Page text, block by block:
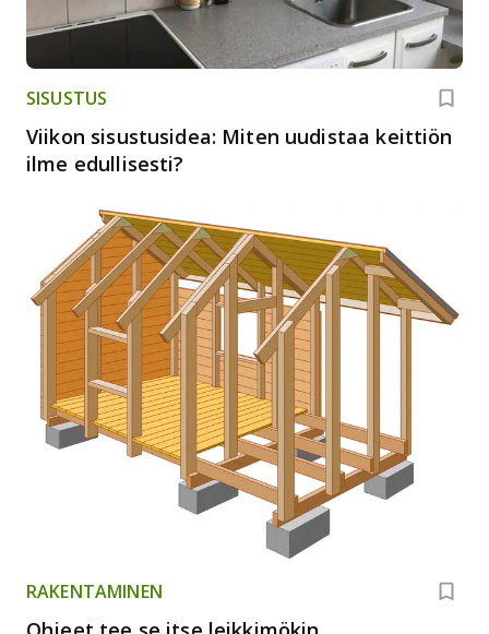
SISUSTUS
Viikon sisustusidea: Miten uudistaa keittiön
ilme edullisesti?
RAKENTAMINEN